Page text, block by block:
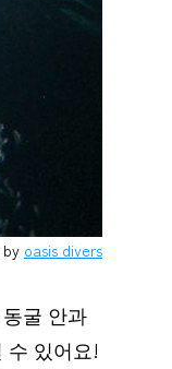
oasis divers
굴 안과
수 있어요!